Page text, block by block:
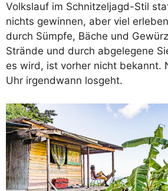
Volkslauf im Schnitzeljagd-Stil
nichts gewinnen, aber viel
durch Sümpfe, Bäche und
Strände und durch abgelegene
es wird, ist vorher nicht bekannt.
Uhr irgendwann losgeht.